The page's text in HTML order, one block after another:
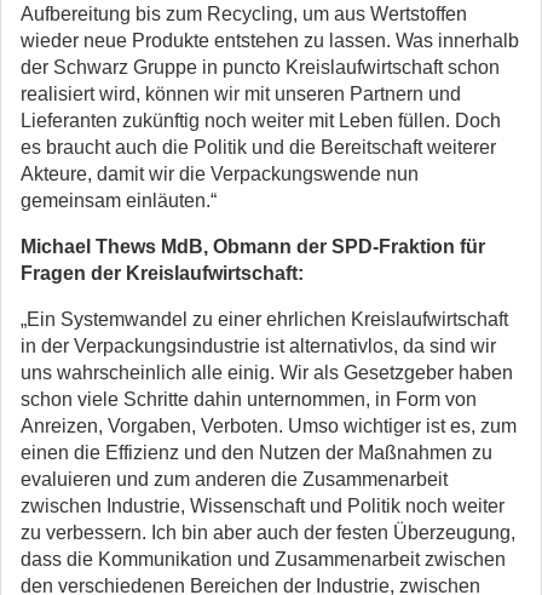
Aufbereitung bis zum Recycling, um aus Wertstoffen
wieder neue Produkte entstehen zu lassen. Was innerhalb
der Schwarz Gruppe in puncto Kreislaufwirtschaft schon
realisiert wird, können wir mit unseren Partnern und
Lieferanten zukünftig noch weiter mit Leben füllen. Doch
es braucht auch die Politik und die Bereitschaft weiterer
Akteure, damit wir die Verpackungswende nun
gemeinsam einläuten.“
Michael Thews MdB, Obmann der SPD-Fraktion für
Fragen der Kreislaufwirtschaft:
„Ein Systemwandel zu einer ehrlichen Kreislaufwirtschaft
in der Verpackungsindustrie ist alternativlos, da sind wir
uns wahrscheinlich alle einig. Wir als Gesetzgeber haben
schon viele Schritte dahin unternommen, in Form von
Anreizen, Vorgaben, Verboten. Umso wichtiger ist es, zum
einen die Effizienz und den Nutzen der Maßnahmen zu
evaluieren und zum anderen die Zusammenarbeit
zwischen Industrie, Wissenschaft und Politik noch weiter
zu verbessern. Ich bin aber auch der festen Überzeugung,
dass die Kommunikation und Zusammenarbeit zwischen
den verschiedenen Bereichen der Industrie, zwischen